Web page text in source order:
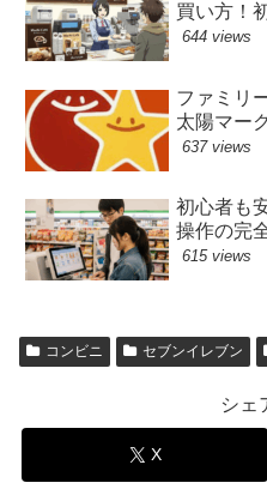
買い方！
644 views
ファミリ
太陽マー
637 views
初心者も
操作の完
615 views
コンビニ セブンイレブン
シェ
X